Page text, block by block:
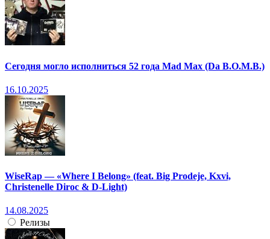
Сегодня могло исполниться 52 года Mad Max (Da B.O.M.B.)
16.10.2025
WiseRap — «Where I Belong» (feat. Big Prodeje, Kxvi,
Christenelle Diroc & D-Light)
14.08.2025
Релизы